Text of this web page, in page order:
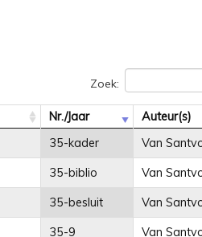
Zoek:
Nr./Jaar
Auteur(s)
35-kader Van
35-biblio Van
35-besluit Van
35-9 Van